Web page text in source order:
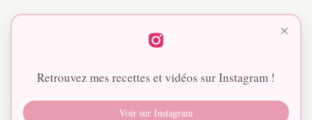
×
Retrouvez mes recettes et vidéos sur Instagram !
Voir sur Instagram